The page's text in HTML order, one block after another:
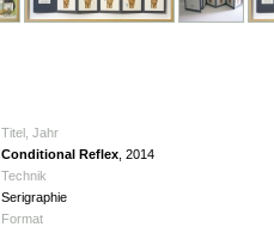
Titel, Jahr
Conditional Reflex, 2014
Technik
Serigraphie
Format